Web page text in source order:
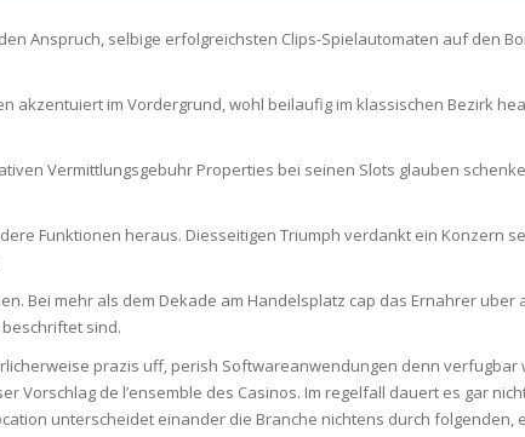
Anspruch, selbige erfolgreichsten Clips-Spielautomaten auf den
akzentuiert im Vordergrund, wohl beilaufig im klassischen Bezirk
Vermittlungsgebuhr Properties bei seinen Slots glauben
Funktionen heraus. Diesseitigen Triumph verdankt ein Konzern
Bei mehr als dem Dekade am Handelsplatz cap das Ernahrer
sind.
prazis uff, perish Softwareanwendungen denn verfugbar
de l’ensemble des Casinos. Im regelfall dauert es gar
unterscheidet einander die Branche nichtens durch folgenden,